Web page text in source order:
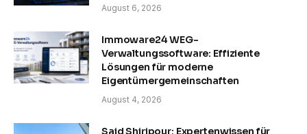
August 6, 2026
Immoware24 WEG-
Verwaltungssoftware: Effiziente
Lösungen für moderne
Eigentümergemeinschaften
August 4, 2026
Said Shiripour: Expertenwissen für